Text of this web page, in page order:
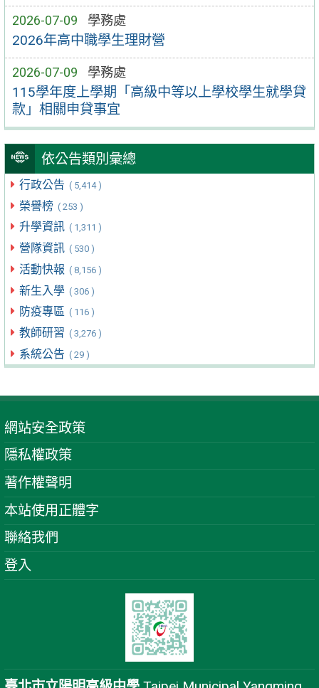
2026-07-09 學務處
2026年高中職學生理財營
2026-07-09 學務處
115學年度上學期「高級中等以上學校學生就學貸
款」相關申貸事宜
依公告類別彙總
行政公告 ( 5,414 )
榮譽榜 ( 253 )
升學資訊 ( 1,311 )
營隊資訊 ( 530 )
活動快報 ( 8,156 )
新生入學 ( 306 )
防疫專區 ( 116 )
教師研習 ( 3,276 )
系統公告 ( 29 )
網站安全政策
隱私權政策
著作權聲明
本站使用正體字
聯絡我們
登入